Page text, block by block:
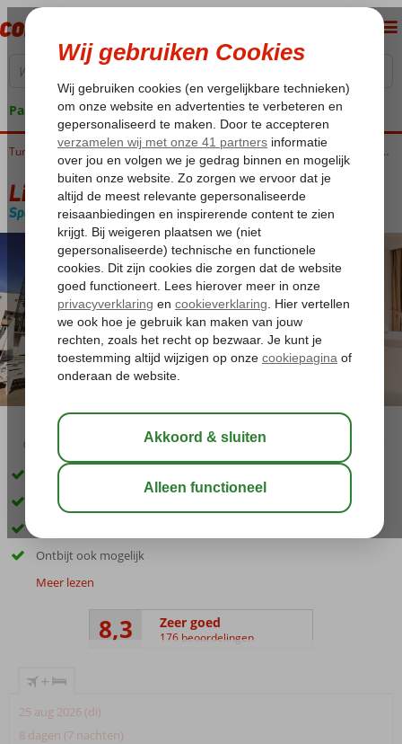
Pakketgarantie
Home
Turkije Egeische kust Marmaris Marmaris-Centrum Liman Appartementen
Liman Appartementen
Special category Logies -Appartement
03:30 aug 33°C
In het centrum van Marmaris
Op loopafstand van het strand
Ontbijt ook mogelijk
Meer lezen
8,3 Zeer goed
176 beoordelingen
+
25 aug 2026 (di)
8 dagen (7 nachten)